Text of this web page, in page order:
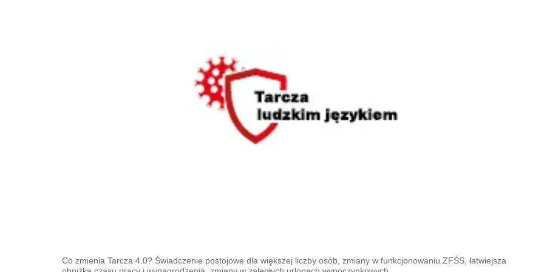
Co zmienia Tarcza 4.0? Świadczenie postojowe dla większej liczby osób, zmiany w funkcjonowaniu ZFŚS, łatwiejsza